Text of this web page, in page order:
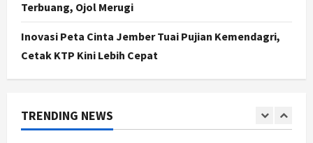
Terbuang, Ojol Merugi
Inovasi Peta Cinta Jember Tuai Pujian Kemendagri,
Cetak KTP Kini Lebih Cepat
TRENDING NEWS
Bertahap
Agustus 6, 2026
1
Politik